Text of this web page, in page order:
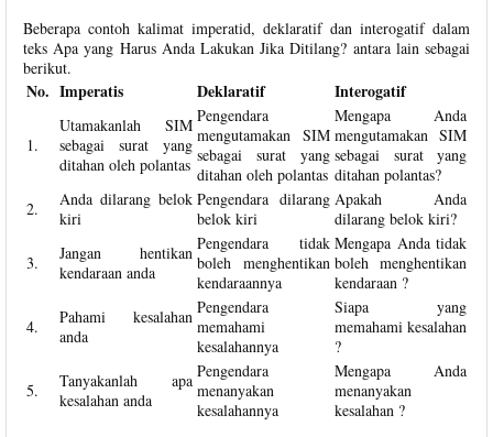
Beberapa contoh kalimat imperatid, deklaratif dan interogatif dalam
teks Apa yang Harus Anda Lakukan Jika Ditilang? antara lain sebagai
berikut.
No. Imperatis Deklaratif Interogatif
1.
Utamakanlah SIM
sebagai surat yang
ditahan oleh polantas
Pengendara
mengutamakan SIM
sebagai surat yang
ditahan oleh polantas
Mengapa Anda
mengutamakan SIM
sebagai surat yang
ditahan polantas?
2.
Anda dilarang belok
kiri
Pengendara dilarang
belok kiri
Apakah Anda
dilarang belok kiri?
3.
Jangan hentikan
kendaraan anda
Pengendara tidak
boleh menghentikan
kendaraannya
Mengapa Anda tidak
boleh menghentikan
kendaraan ?
4.
Pahami kesalahan
anda
Pengendara
memahami
kesalahannya
Siapa yang
memahami kesalahan
?
5.
Tanyakanlah apa
kesalahan anda
Pengendara
menanyakan
kesalahannya
Mengapa Anda
menanyakan
kesalahan ?